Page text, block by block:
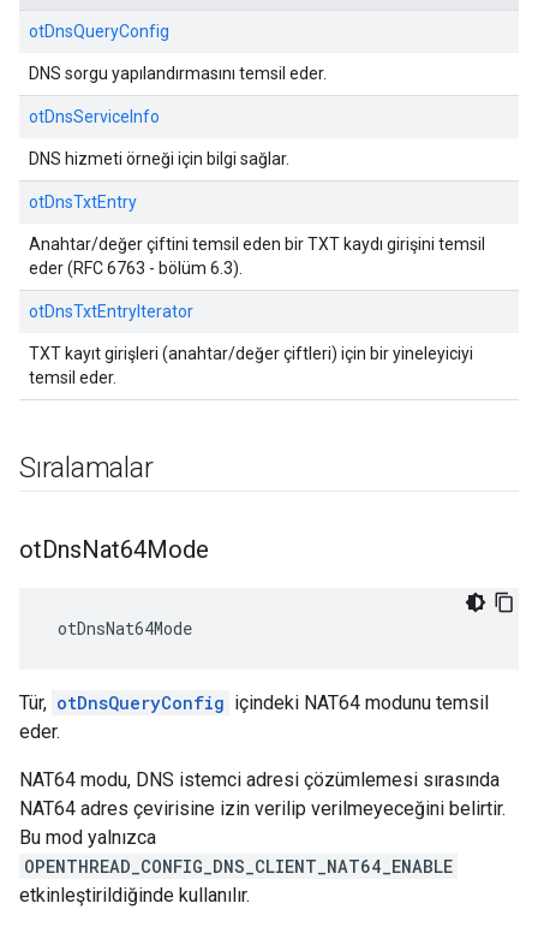
otDnsQueryConfig
DNS sorgu yapılandırmasını temsil eder.
otDnsServiceInfo
DNS hizmeti örneği için bilgi sağlar.
otDnsTxtEntry
Anahtar/değer çiftini temsil eden bir TXT kaydı girişini temsil
eder (RFC 6763 - bölüm 6.3).
otDnsTxtEntryIterator
TXT kayıt girişleri (anahtar/değer çiftleri) için bir yineleyiciyi
temsil eder.
Sıralamalar
otDnsNat64Mode
otDnsNat64Mode
Tür, otDnsQueryConfig içindeki NAT64 modunu temsil
eder.
NAT64 modu, DNS istemci adresi çözümlemesi sırasında
NAT64 adres çevirisine izin verilip verilmeyeceğini belirtir.
Bu mod yalnızca
OPENTHREAD_CONFIG_DNS_CLIENT_NAT64_ENABLE
etkinleştirildiğinde kullanılır.